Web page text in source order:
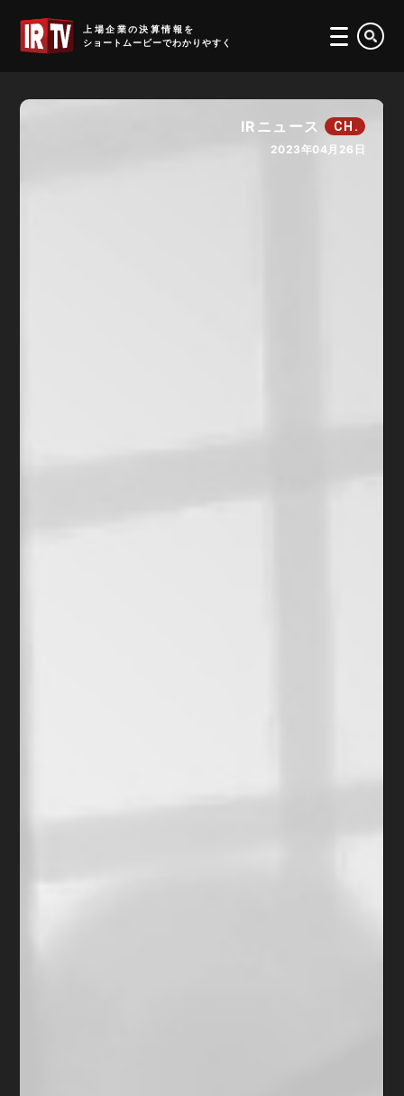
上場企業の決算情報を
ショートムービーでわかりやすく
IRニュース CH.
2023年04月26日